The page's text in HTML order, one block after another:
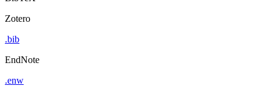
Zotero
.bib
EndNote
.enw